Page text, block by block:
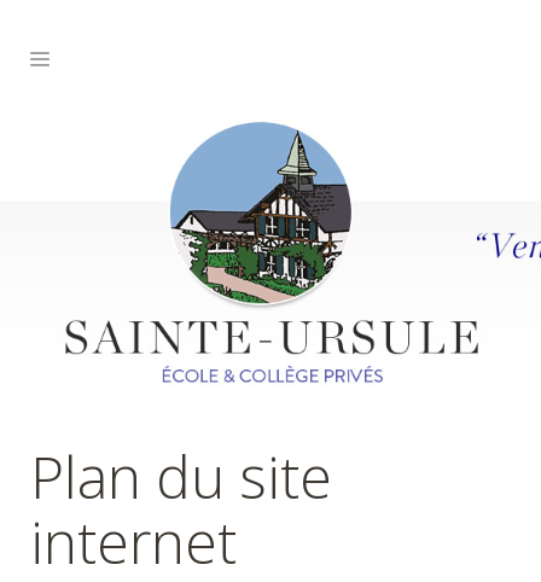
Plan du site
internet